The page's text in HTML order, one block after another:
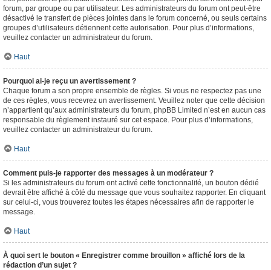
forum, par groupe ou par utilisateur. Les administrateurs du forum ont peut-être
désactivé le transfert de pièces jointes dans le forum concerné, ou seuls certains
groupes d’utilisateurs détiennent cette autorisation. Pour plus d’informations,
veuillez contacter un administrateur du forum.
Haut
Pourquoi ai-je reçu un avertissement ?
Chaque forum a son propre ensemble de règles. Si vous ne respectez pas une
de ces règles, vous recevrez un avertissement. Veuillez noter que cette décision
n’appartient qu’aux administrateurs du forum, phpBB Limited n’est en aucun cas
responsable du règlement instauré sur cet espace. Pour plus d’informations,
veuillez contacter un administrateur du forum.
Haut
Comment puis-je rapporter des messages à un modérateur ?
Si les administrateurs du forum ont activé cette fonctionnalité, un bouton dédié
devrait être affiché à côté du message que vous souhaitez rapporter. En cliquant
sur celui-ci, vous trouverez toutes les étapes nécessaires afin de rapporter le
message.
Haut
À quoi sert le bouton « Enregistrer comme brouillon » affiché lors de la
rédaction d’un sujet ?